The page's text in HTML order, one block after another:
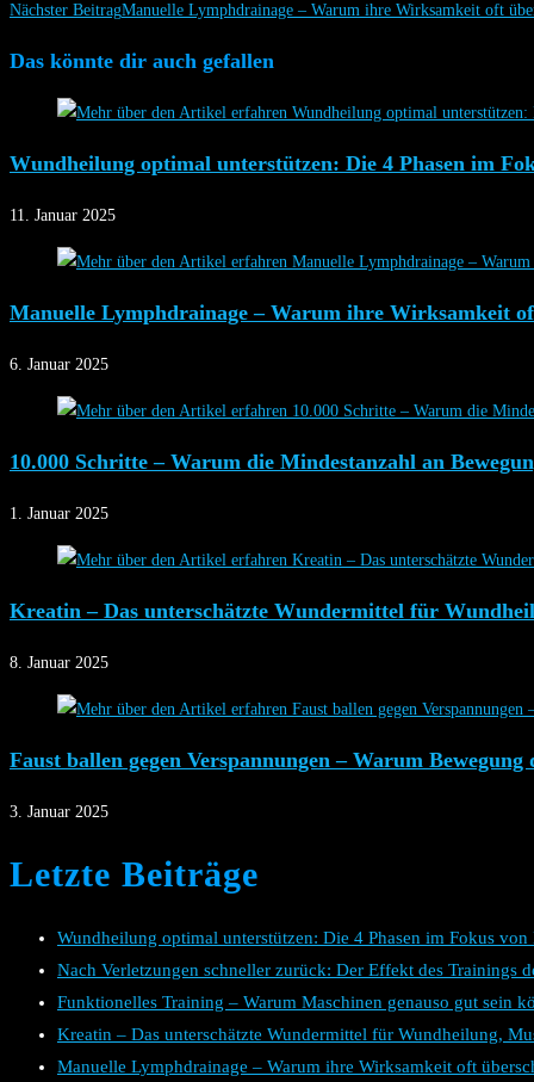
Nächster BeitragManuelle Lymphdrainage – Warum ihre Wirksamkeit oft
Das könnte dir auch gefallen
Wundheilung optimal unterstützen: Die 4 Phasen im
11. Januar 2025
Manuelle Lymphdrainage – Warum ihre Wirksamkeit
6. Januar 2025
10.000 Schritte – Warum die Mindestanzahl an
1. Januar 2025
Kreatin – Das unterschätzte Wundermittel für
8. Januar 2025
Faust ballen gegen Verspannungen – Warum Bewegung
3. Januar 2025
Letzte Beiträge
Wundheilung optimal unterstützen: Die 4 Phasen im Fokus
Nach Verletzungen schneller zurück: Der Effekt des Trainings
Funktionelles Training – Warum Maschinen genauso gut sein
Kreatin – Das unterschätzte Wundermittel für Wundheilung,
Manuelle Lymphdrainage – Warum ihre Wirksamkeit oft